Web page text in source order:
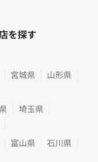
を探す
宮城県
山形県
埼玉県
富山県
石川県